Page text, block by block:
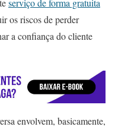
serviço de forma gratuita
os riscos de perder
a confiança do cliente
envolvem, basicamente,